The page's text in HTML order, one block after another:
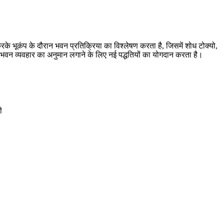
भूकंप के दौरान भवन प्रतिक्रिया का विश्लेषण करता है, जिसमें शोध टोक्यो,
का अनुमान लगाने के लिए नई पद्धतियों का योगदान करता है।